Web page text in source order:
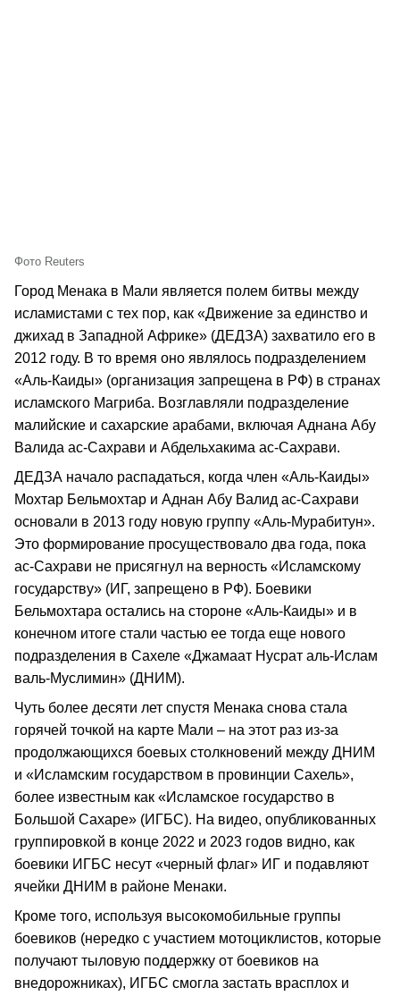
Фото Reuters
Город Менака в Мали является полем битвы между
исламистами с тех пор, как «Движение за единство и
джихад в Западной Африке» (ДЕДЗА) захватило его в
2012 году. В то время оно являлось подразделением
«Аль-Каиды» (организация запрещена в РФ) в странах
исламского Магриба. Возглавляли подразделение
малийские и сахарские арабами, включая Аднана Абу
Валида ас-Сахрави и Абдельхакима ас-Сахрави.
ДЕДЗА начало распадаться, когда член «Аль-Каиды»
Мохтар Бельмохтар и Аднан Абу Валид ас-Сахрави
основали в 2013 году новую группу «Аль-Мурабитун».
Это формирование просуществовало два года, пока
ас-Сахрави не присягнул на верность «Исламскому
государству» (ИГ, запрещено в РФ). Боевики
Бельмохтара остались на стороне «Аль-Каиды» и в
конечном итоге стали частью ее тогда еще нового
подразделения в Сахеле «Джамаат Нусрат аль-Ислам
валь-Муслимин» (ДНИМ).
Чуть более десяти лет спустя Менака снова стала
горячей точкой на карте Мали – на этот раз из-за
продолжающихся боевых столкновений между ДНИМ
и «Исламским государством в провинции Сахель»,
более известным как «Исламское государство в
Большой Сахаре» (ИГБС). На видео, опубликованных
группировкой в конце 2022 и 2023 годов видно, как
боевики ИГБС несут «черный флаг» ИГ и подавляют
ячейки ДНИМ в районе Менаки.
Кроме того, используя высокомобильные группы
боевиков (нередко с участием мотоциклистов, которые
получают тыловую поддержку от боевиков на
внедорожниках), ИГБС смогла застать врасплох и